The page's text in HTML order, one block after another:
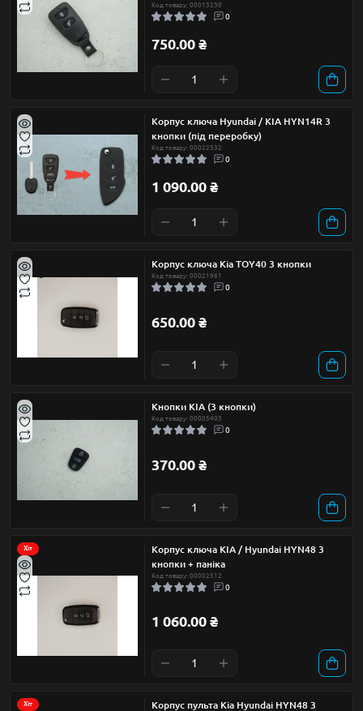
Код товару: 00013230
0
750.00 ₴
Корпус ключа Hyundai / KIA HYN14R 3
кнопки (під переробку)
Код товару: 00022532
0
1 090.00 ₴
Корпус ключа Kia TOY40 3 кнопки
Код товару: 00021961
0
650.00 ₴
Кнопки KIA (3 кнопки)
Код товару: 00005403
0
370.00 ₴
Хіт
Корпус ключа KIA / Hyundai HYN48 3
кнопки + паніка
Код товару: 00002512
0
1 060.00 ₴
Хіт
Корпус пульта Kia Hyundai HYN48 3